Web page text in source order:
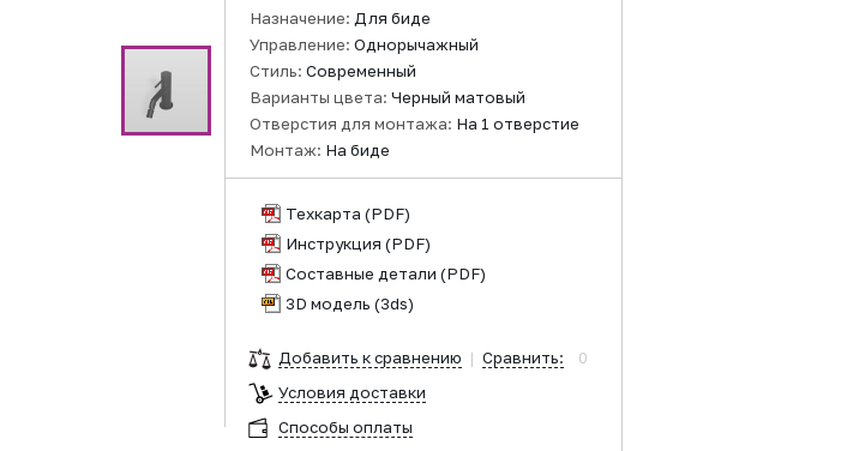
Назначение: Для биде
Управление: Однорычажный
Стиль: Современный
Варианты цвета: Черный матовый
Отверстия для монтажа: На 1 отверстие
Монтаж: На биде
Техкарта (PDF)
Инструкция (PDF)
Составные детали (PDF)
3D модель (3ds)
Добавить к сравнению | Сравнить:
0
Условия доставки
Способы оплаты